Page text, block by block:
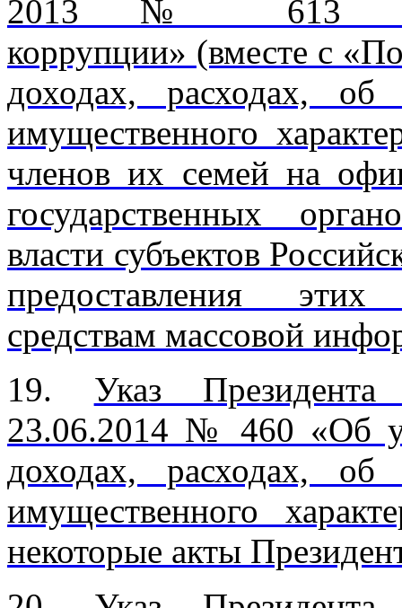
2013 № 613
коррупции» (вместе с
доходах, расходах, об
имущественного
членов их семей на
государственных
власти субъектов
предоставления
средствам массовой
19. Указ
23.06.2014 № 460 «Об
доходах, расходах, об
имущественного
некоторые акты